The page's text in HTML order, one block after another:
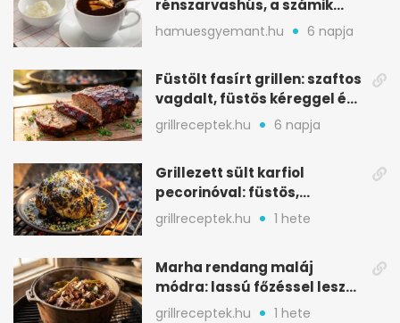
rénszarvashús, a számik
melegítő itala
hamuesgyemant.hu 6 napja
Füstölt fasírt grillen: szaftos
vagdalt, füstös kéreggel és
BBQ mázzal
grillreceptek.hu 6 napja
Grillezett sült karfiol
pecorinóval: füstös,
karamellizált nyári kedvenc
grillreceptek.hu 1 hete
Marha rendang maláj
módra: lassú főzéssel lesz
igazán szaftos
grillreceptek.hu 1 hete